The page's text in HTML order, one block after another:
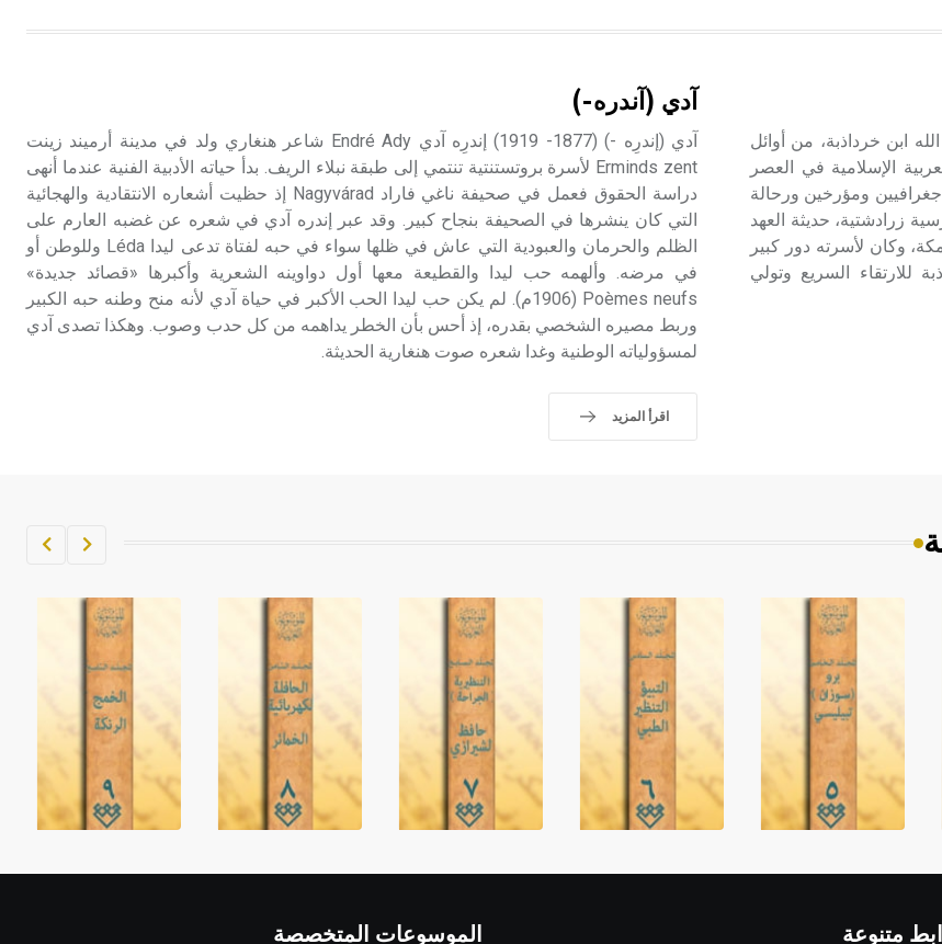
الإنكليزية أب
- هل تعلم أن أبجر Abgar اسم معروف
جيداً يعود إلى عدد من الملوك الذين
حكموا مدينة إديسا (الرها) من أبجر الأول
وحتى التاسع، وهم ينتسبون إلى أسرة
أوسروين
الله بن عبد الله ابن خرداذبة، من أوائل
الإسلامية في العصر
ومؤرخين ورحالة
زرادشتية، حديثة العهد
وكان لأسرته دور كبير
للارتقاء السريع وتولي
آدي (آندره-)
آدي (إندرِه -) (1877- 1919) إندرِه آدي Endré Ady شاعر هنغاري ولد في مدينة أرميند زينت
Erminds zent لأسرة بروتستنتية تنتمي إلى طبقة نبلاء الريف. بدأ حياته الأدبية الفنية عندما أنهى
دراسة الحقوق فعمل في صحيفة ناغي فاراد Nagyvárad إذ حظيت أشعاره الانتقادية والهجائية
التي كان ينشرها في الصحيفة بنجاح كبير. وقد عبر إندره آدي في شعره عن غضبه العارم على
الظلم والحرمان والعبودية التي عاش في ظلها سواء في حبه لفتاة تدعى ليدا Léda وللوطن أو
في مرضه. وألهمه حب ليدا والقطيعة معها أول دواوينه الشعرية وأكبرها «قصائد جديدة»
Poèmes neufs (1906م). لم يكن حب ليدا الحب الأكبر في حياة آدي لأنه منح وطنه حبه الكبير
وربط مصيره الشخصي بقدره، إذ أحس بأن الخطر يداهمه من كل حدب وصوب. وهكذا تصدى آدي
لمسؤولياته الوطنية وغدا شعره صوت هنغارية الحديثة.
اقرأ المزيد
متنوعة الموسوعات المتخصصة